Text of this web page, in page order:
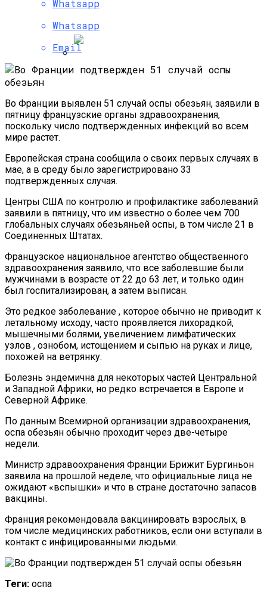
На Пресс-Конференции NASA Расскажет
Ученые: Викинги Никогда Не Боролись
Whatsapp
Whatsapp
Email
Во Франции выявлен 51 случай оспы обезьян, заявили в
пятницу французские органы здравоохранения,
поскольку число подтвержденных инфекций во всем
мире растет.
Европейская страна сообщила о своих первых случаях в
мае, а в среду было зарегистрировано 33
подтвержденных случая.
Центры США по контролю и профилактике заболеваний
заявили в пятницу, что им известно о более чем 700
глобальных случаях обезьяньей оспы, в том числе 21 в
Соединенных Штатах.
Французское национальное агентство общественного
здравоохранения заявило, что все заболевшие были
мужчинами в возрасте от 22 до 63 лет, и только один
был госпитализирован, а затем выписан.
Это редкое заболевание , которое обычно не приводит к
летальному исходу, часто проявляется лихорадкой,
мышечными болями, увеличением лимфатических
узлов , ознобом, истощением и сыпью на руках и лице,
похожей на ветрянку.
Болезнь эндемична для некоторых частей Центральной
и Западной Африки, но редко встречается в Европе и
Северной Африке.
По данным Всемирной организации здравоохранения,
оспа обезьян обычно проходит через две-четыре
недели.
Министр здравоохранения Франции Брижит Бургиньон
заявила на прошлой неделе, что официальные лица не
ожидают «вспышки» и что в стране достаточно запасов
вакцины.
Франция рекомендовала вакцинировать взрослых, в
том числе медицинских работников, если они вступали в
контакт с инфицированными людьми.
Теги: оспа